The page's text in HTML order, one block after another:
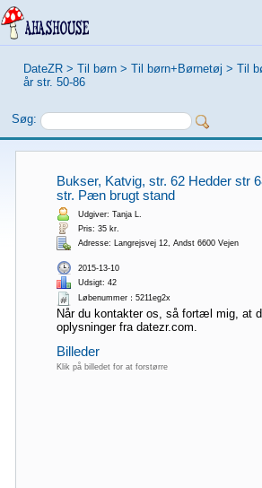
DateZR > Til børn > Til børn+Børnetøj > Til
år str. 50-86
Søg:
Bukser, Katvig, str. 62 Hedder str
str. Pæn brugt stand
Udgiver: Tanja L.
Pris: 35 kr.
Adresse: Langrejsvej 12, Andst 6600 Vejen
2015-13-10
Udsigt: 42
Løbenummer：5211eg2x
Når du kontakter os, så fortæl mig, at
oplysninger fra datezr.com.
Billeder
Klik på billedet for at forstørre